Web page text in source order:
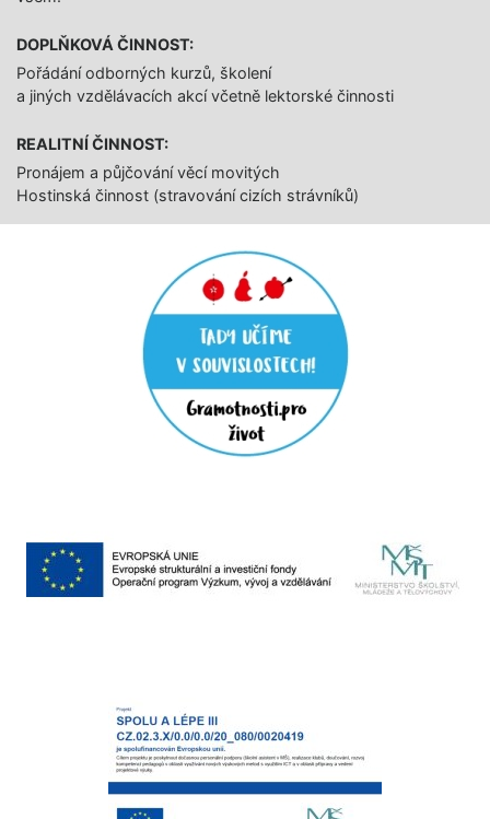
DOPLŇKOVÁ ČINNOST:
Pořádání odborných kurzů, školení
a jiných vzdělávacích akcí včetně lektorské činnosti
REALITNÍ ČINNOST:
Pronájem a půjčování věcí movitých
Hostinská činnost (stravování cizích strávníků)